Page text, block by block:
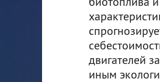
двигателей
иным